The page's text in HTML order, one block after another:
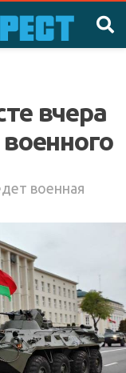
вчера
военная